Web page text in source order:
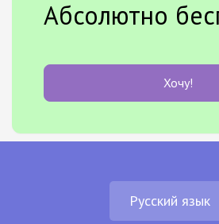
Абсолютно
Хочу!
Русский язык